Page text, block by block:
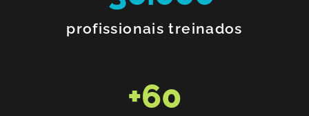
profissionais treinados
+60